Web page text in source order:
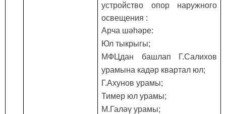
устройство опор наружного
освещения :
Арча шәһәре:
Юл тыкрыгы;
МФЦ дан башлап Г.Салихов
урамына кадәр квартал юл;
Г.Ахунов урамы;
Тимер юл урамы;
М.Галәү урамы;